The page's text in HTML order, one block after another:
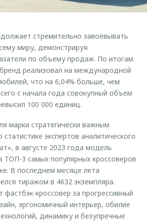
ин
стремительно завоевывать
миру, демонстрируя
по объему продаж. По итогам
реализовал на международной
что на 6,04% больше, чем
с начала года совокупный объем
100 000 единиц.
марки стратегически важным
экспертов аналитического
в августе 2023 года модель
ТОП-3 самых популярных кроссоверов
В последнем месяце лета
тиражом в 4632 экземпляра.
фастбэк-кроссовер за прогрессивный
эргономичный интерьер, обилие
динамику и безупречные